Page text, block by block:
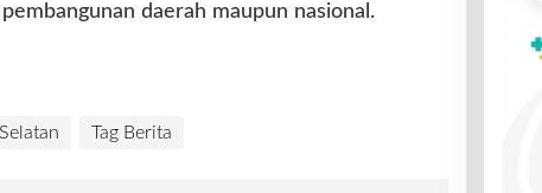
daerah maupun nasional.
Tag Berita